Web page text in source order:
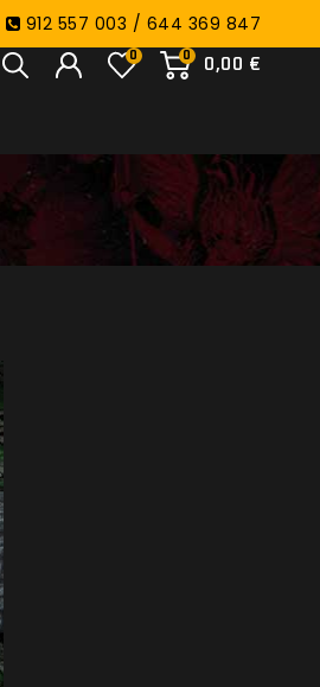
912 557 003 / 644 369 847
0
0,00 €
0